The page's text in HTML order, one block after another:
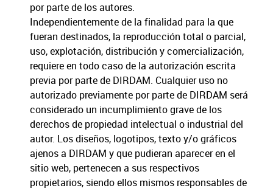
por parte de los autores.
Independientemente de la finalidad para la que
fueran destinados, la reproducción total o parcial,
uso, explotación, distribución y comercialización,
requiere en todo caso de la autorización escrita
previa por parte de DIRDAM. Cualquier uso no
autorizado previamente por parte de DIRDAM será
considerado un incumplimiento grave de los
derechos de propiedad intelectual o industrial del
autor. Los diseños, logotipos, texto y/o gráficos
ajenos a DIRDAM y que pudieran aparecer en el
sitio web, pertenecen a sus respectivos
propietarios, siendo ellos mismos responsables de